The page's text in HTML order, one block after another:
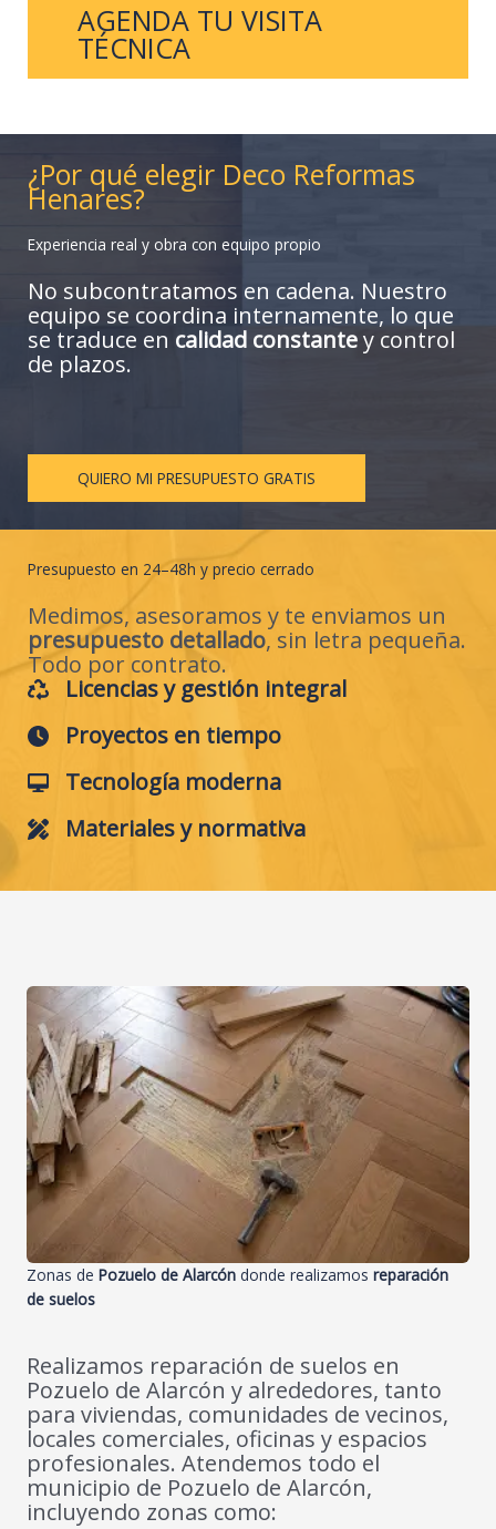
AGENDA TU VISITA
TÉCNICA
¿Por qué elegir Deco Reformas
Henares?
Experiencia real y obra con equipo propio
No subcontratamos en cadena. Nuestro
equipo se coordina internamente, lo que
se traduce en calidad constantey control
de plazos.
QUIERO MI PRESUPUESTO GRATIS
Presupuesto en 24–48h y precio cerrado
Medimos, asesoramos y te enviamos un
presupuesto detallado, sin letra pequeña.
Todo por contrato.
Licencias y gestión integral
Proyectos en tiempo
Tecnología moderna
Materiales y normativa
Zonas de Pozuelo de Alarcón donde realizamos reparación
de suelos
Realizamos reparación de suelos en
Pozuelo de Alarcón y alrededores, tanto
para viviendas, comunidades de vecinos,
locales comerciales, oficinas y espacios
profesionales. Atendemos todo el
municipio de Pozuelo de Alarcón,
incluyendo zonas como: